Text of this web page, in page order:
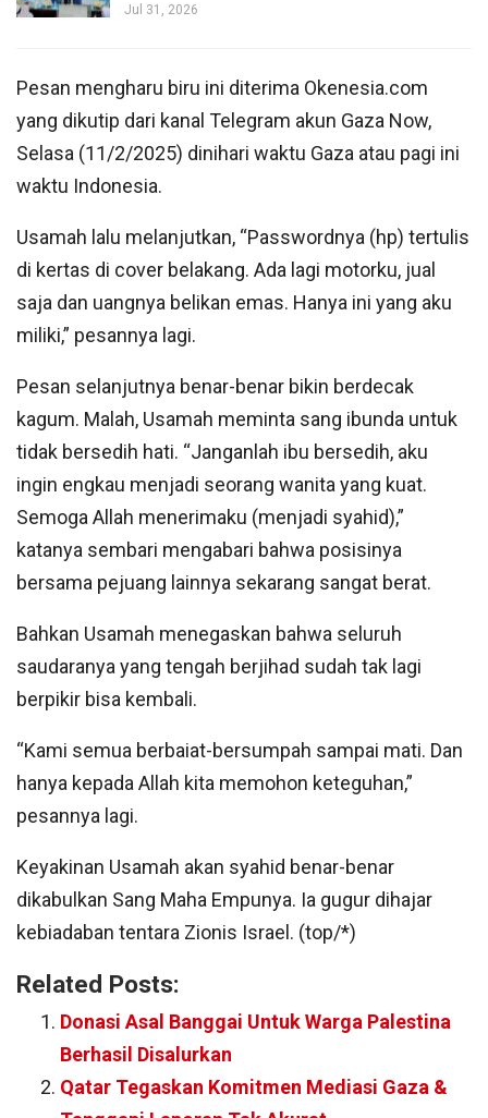
Jul 31, 2026
Pesan mengharu biru ini diterima Okenesia.com
yang dikutip dari kanal Telegram akun Gaza Now,
Selasa (11/2/2025) dinihari waktu Gaza atau pagi ini
waktu Indonesia.
Usamah lalu melanjutkan, “Passwordnya (hp) tertulis
di kertas di cover belakang. Ada lagi motorku, jual
saja dan uangnya belikan emas. Hanya ini yang aku
miliki,” pesannya lagi.
Pesan selanjutnya benar-benar bikin berdecak
kagum. Malah, Usamah meminta sang ibunda untuk
tidak bersedih hati. “Janganlah ibu bersedih, aku
ingin engkau menjadi seorang wanita yang kuat.
Semoga Allah menerimaku (menjadi syahid),”
katanya sembari mengabari bahwa posisinya
bersama pejuang lainnya sekarang sangat berat.
Bahkan Usamah menegaskan bahwa seluruh
saudaranya yang tengah berjihad sudah tak lagi
berpikir bisa kembali.
“Kami semua berbaiat-bersumpah sampai mati. Dan
hanya kepada Allah kita memohon keteguhan,”
pesannya lagi.
Keyakinan Usamah akan syahid benar-benar
dikabulkan Sang Maha Empunya. Ia gugur dihajar
kebiadaban tentara Zionis Israel. (top/*)
Related Posts:
Donasi Asal Banggai Untuk Warga Palestina
Berhasil Disalurkan
Qatar Tegaskan Komitmen Mediasi Gaza &